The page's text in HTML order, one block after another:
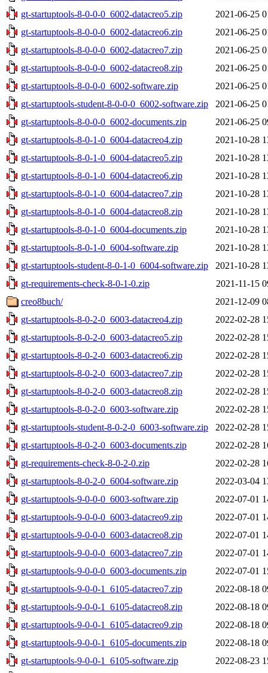
gt-startuptools-8-0-0-0_6002-datacreo5.zip
2021-06-25
gt-startuptools-8-0-0-0_6002-datacreo6.zip
2021-06-25
gt-startuptools-8-0-0-0_6002-datacreo7.zip
2021-06-25
gt-startuptools-8-0-0-0_6002-datacreo8.zip
2021-06-25
gt-startuptools-8-0-0-0_6002-software.zip
2021-06-25
gt-startuptools-student-8-0-0-0_6002-software.zip
2021-06-25
gt-startuptools-8-0-0-0_6002-documents.zip
2021-06-25
gt-startuptools-8-0-1-0_6004-datacreo4.zip
2021-10-28
gt-startuptools-8-0-1-0_6004-datacreo5.zip
2021-10-28
gt-startuptools-8-0-1-0_6004-datacreo6.zip
2021-10-28
gt-startuptools-8-0-1-0_6004-datacreo7.zip
2021-10-28
gt-startuptools-8-0-1-0_6004-datacreo8.zip
2021-10-28
gt-startuptools-8-0-1-0_6004-documents.zip
2021-10-28
gt-startuptools-8-0-1-0_6004-software.zip
2021-10-28
gt-startuptools-student-8-0-1-0_6004-software.zip
2021-10-28
gt-requirements-check-8-0-1-0.zip
2021-11-15
creo8buch/
2021-12-09
gt-startuptools-8-0-2-0_6003-datacreo4.zip
2022-02-28
gt-startuptools-8-0-2-0_6003-datacreo5.zip
2022-02-28
gt-startuptools-8-0-2-0_6003-datacreo6.zip
2022-02-28
gt-startuptools-8-0-2-0_6003-datacreo7.zip
2022-02-28
gt-startuptools-8-0-2-0_6003-datacreo8.zip
2022-02-28
gt-startuptools-8-0-2-0_6003-software.zip
2022-02-28
gt-startuptools-student-8-0-2-0_6003-software.zip
2022-02-28
gt-startuptools-8-0-2-0_6003-documents.zip
2022-02-28
gt-requirements-check-8-0-2-0.zip
2022-02-28
gt-startuptools-8-0-2-0_6004-software.zip
2022-03-04
gt-startuptools-9-0-0-0_6003-software.zip
2022-07-01
gt-startuptools-9-0-0-0_6003-datacreo9.zip
2022-07-01
gt-startuptools-9-0-0-0_6003-datacreo8.zip
2022-07-01
gt-startuptools-9-0-0-0_6003-datacreo7.zip
2022-07-01
gt-startuptools-9-0-0-0_6003-documents.zip
2022-07-01
gt-startuptools-9-0-0-1_6105-datacreo7.zip
2022-08-18
gt-startuptools-9-0-0-1_6105-datacreo8.zip
2022-08-18
gt-startuptools-9-0-0-1_6105-datacreo9.zip
2022-08-18
gt-startuptools-9-0-0-1_6105-documents.zip
2022-08-18
gt-startuptools-9-0-0-1_6105-software.zip
2022-08-23